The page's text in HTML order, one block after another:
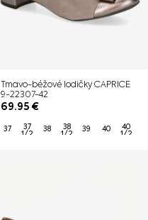
Tmavo-béžové lodičky CAPRICE
9-22307-42
69.95€
37 37
1/2
38 38
1/2
39 40 40
1/2